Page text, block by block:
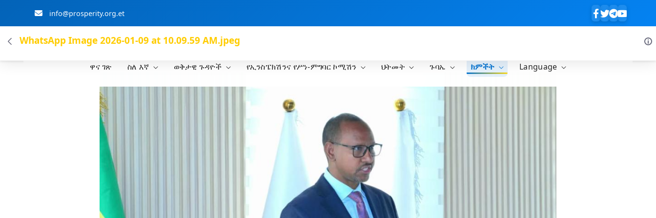
info@prosperity.org.et
ብልፅግና ፓርቲ
ዋና ገጽ ስለ እኛ ወቅታዊ ጉዳዮች የኢንስፔክሽንና የሥነ-ምግባር ኮሚሽን ህትመት ጉባኤ ክምችት Language
WhatsApp Image 2026-01-09 at 10.09.59 AM.jpeg